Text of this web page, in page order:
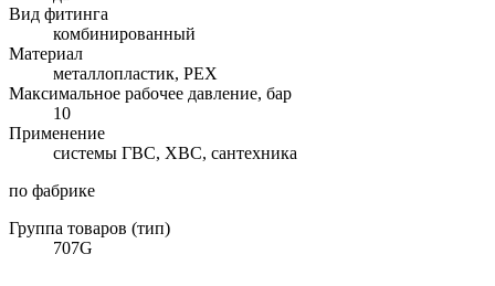
Вид фитинга
комбинированный
Материал
металлопластик, PEX
Максимальное рабочее давление, бар
10
Применение
системы ГВС, ХВС, сантехника
по фабрике
Группа товаров (тип)
707G